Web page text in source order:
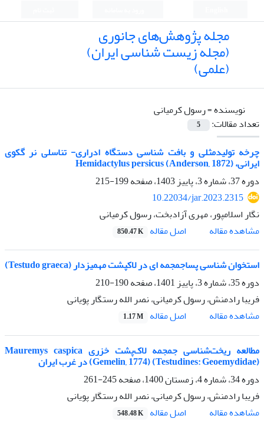
مجله پژوهش‌های جانوری
(مجله زیست شناسی ایران)
(علمی)
نویسنده =رسول کرمیانی
تعداد مقالات:
5
چرخه تولیدمثلی و بافت شناسی دستگاه ادراری- تناسلی نر گکوی
ایرانی، Hemidactylus persicus (Anderson, 1872)
دوره 37، شماره 3، پاییز 1403، صفحه
199-215
10.22034/jar.2023.2315
نگار اسلامپور، مهری آزادبخت، رسول کرمیانی
مشاهده مقاله
اصل مقاله 850.47 K
استخوان شناسی پساجمجمه ای در لاکپشت مهمیزدار (Testudo graeca)
دوره 35، شماره 3، پاییز 1401، صفحه
190-210
فریبا رادمنش، رسول کرمیانی، نصر الله رستگار پویانی
مشاهده مقاله
اصل مقاله 1.17 M
مطالعه ریخت‌شناسی جمجمه لاک‌پشت خزری Mauremys caspica
(Gemelin, 1774) (Testudines: Geoemydidae) در غرب ایران
دوره 34، شماره 4، زمستان 1400، صفحه
245-261
فریبا رادمنش، رسول کرمیانی، نصر الله رستگار پویانی
مشاهده مقاله
اصل مقاله 548.48 K